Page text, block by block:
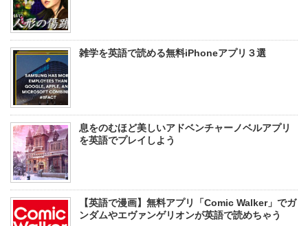
雑学を英語で読める無料iPhoneアプリ３選
息をのむほど美しいアドベンチャーノベルアプリ
を英語でプレイしよう
【英語で漫画】無料アプリ「Comic Walker」でガ
ンダムやエヴァンゲリオンが英語で読めちゃう